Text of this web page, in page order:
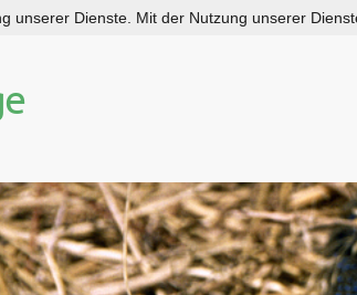
unserer Dienste. Mit der Nutzung unserer